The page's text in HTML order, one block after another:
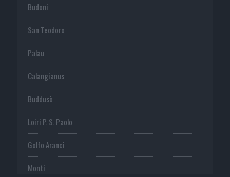
Budoni
San Teodoro
Palau
Calangianus
Buddusò
Loiri P. S. Paolo
Golfo Aranci
Monti